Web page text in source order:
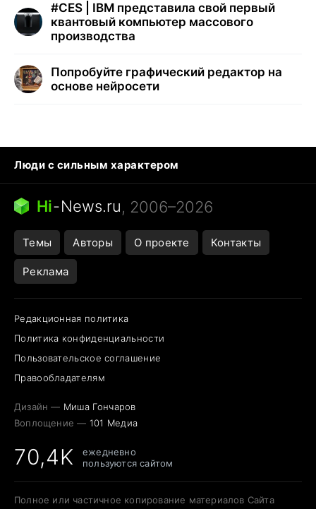
#CES | IBM представила свой первый
квантовый компьютер массового
производства
Попробуйте графический редактор на
основе нейросети
Люди с сильным характером
Кошка писает на кровать
Тунцы в океанариуме
Ядовитые пауки России
Города в ядерной войне
Открытие в Google Maps
Hi-News.ru, 2006–2026
Темы Авторы О проекте Контакты
Реклама
Редакционная политика
Политика конфиденциальности
Пользовательское соглашение
Правообладателям
Дизайн — Миша Гончаров
Воплощение — 101 Медиа
70,4K
ежедневно
пользуются сайтом
Полное или частичное копирование материалов Сайта